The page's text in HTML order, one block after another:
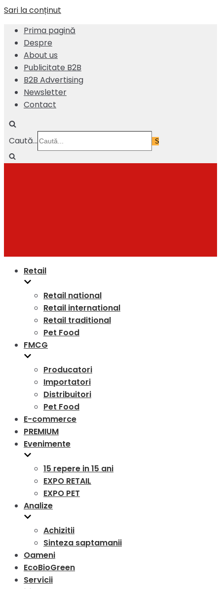
Sari la conținut
Prima pagină
Despre
About us
Publicitate B2B
B2B Advertising
Newsletter
Contact
Caută...
Retail
Retail national
Retail international
Retail traditional
Pet Food
FMCG
Producatori
Importatori
Distribuitori
Pet Food
E-commerce
PREMIUM
Evenimente
15 repere in 15 ani
EXPO RETAIL
EXPO PET
Analize
Achizitii
Sinteza saptamanii
Oameni
EcoBioGreen
Servicii